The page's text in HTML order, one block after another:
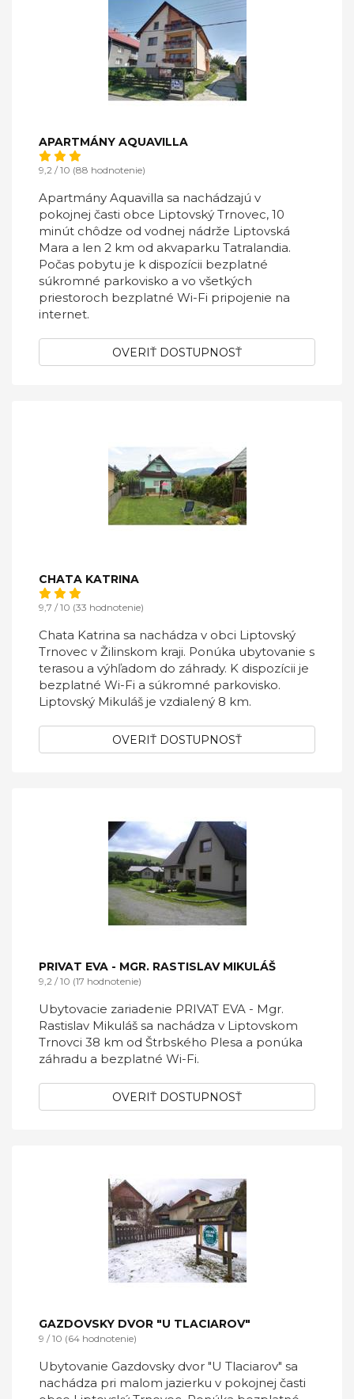
APARTMÁNY AQUAVILLA
9,2 / 10 (88 hodnotenie)
Apartmány Aquavilla sa nachádzajú v
pokojnej časti obce Liptovský Trnovec, 10
minút chôdze od vodnej nádrže Liptovská
Mara a len 2 km od akvaparku Tatralandia.
Počas pobytu je k dispozícii bezplatné
súkromné parkovisko a vo všetkých
priestoroch bezplatné Wi-Fi pripojenie na
internet.
OVERIŤ DOSTUPNOSŤ
CHATA KATRINA
9,7 / 10 (33 hodnotenie)
Chata Katrina sa nachádza v obci Liptovský
Trnovec v Žilinskom kraji. Ponúka ubytovanie s
terasou a výhľadom do záhrady. K dispozícii je
bezplatné Wi-Fi a súkromné parkovisko.
Liptovský Mikuláš je vzdialený 8 km.
OVERIŤ DOSTUPNOSŤ
PRIVAT EVA - MGR. RASTISLAV MIKULÁŠ
9,2 / 10 (17 hodnotenie)
Ubytovacie zariadenie PRIVAT EVA - Mgr.
Rastislav Mikuláš sa nachádza v Liptovskom
Trnovci 38 km od Štrbského Plesa a ponúka
záhradu a bezplatné Wi-Fi.
OVERIŤ DOSTUPNOSŤ
GAZDOVSKY DVOR "U TLACIAROV"
9 / 10 (64 hodnotenie)
Ubytovanie Gazdovsky dvor "U Tlaciarov" sa
nachádza pri malom jazierku v pokojnej časti